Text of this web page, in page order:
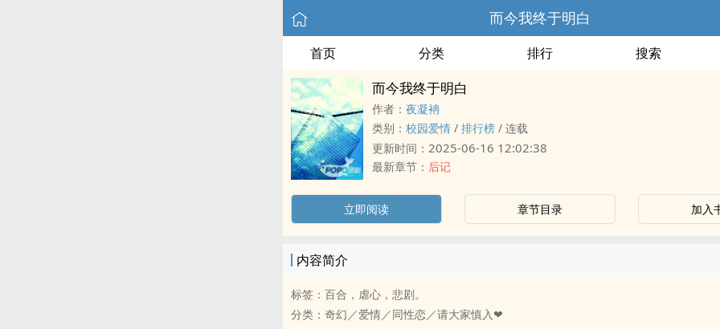
而今我终于明白
首页 分类 排行 搜索
而今我终于明白
作者： 夜凝袡
类别： 校园爱情 / 排行榜 / 连载
更新时间： 2025-06-16 12:02:38
最新章节： 后记
立即阅读 章节目录 加入
内容简介
标签：百合，虐心，悲剧。
分类：奇幻／爱情／同性恋／请大家慎入❤